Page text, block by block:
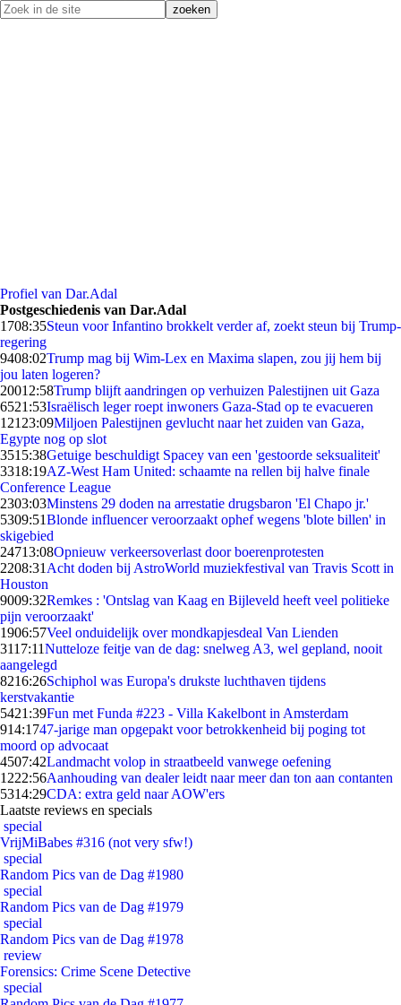
Profiel van Dar.Adal
Postgeschiedenis van Dar.Adal
1708:35Steun voor Infantino brokkelt verder af, zoekt steun bij Trump-
regering
9408:02Trump mag bij Wim-Lex en Maxima slapen, zou jij hem bij
jou laten logeren?
20012:58Trump blijft aandringen op verhuizen Palestijnen uit Gaza
6521:53Israëlisch leger roept inwoners Gaza-Stad op te evacueren
121 23:09Miljoen Palestijnen gevlucht naar het zuiden van Gaza,
Egypte nog op slot
3515:38Getuige beschuldigt Spacey van een 'gestoorde seksualiteit'
3318:19AZ-West Ham United: schaamte na rellen bij halve finale
Conference League
2303:03Minstens 29 doden na arrestatie drugsbaron 'El Chapo jr.'
5309:51Blonde influencer veroorzaakt ophef wegens 'blote billen' in
skigebied
24713:08Opnieuw verkeersoverlast door boerenprotesten
2208:31 Acht doden bij AstroWorld muziekfestival van Travis Scott in
Houston
9009:32Remkes : 'Ontslag van Kaag en Bijleveld heeft veel politieke
pijn veroorzaakt'
1906:57Veel onduidelijk over mondkapjesdeal Van Lienden
3117:11Nutteloze feitje van de dag: snelweg A3, wel gepland, nooit
aangelegd
8216:26Schiphol was Europa's drukste luchthaven tijdens
kerstvakantie
5421:39Fun met Funda #223 - Villa Kakelbont in Amsterdam
914:1747-jarige man opgepakt voor betrokkenheid bij poging tot
moord op advocaat
4507:42Landmacht volop in straatbeeld vanwege oefening
1222:56Aanhouding van dealer leidt naar meer dan ton aan contanten
5314:29CDA: extra geld naar AOW'ers
Laatste reviews en specials
special
VrijMiBabes #316 (not very sfw!)
special
Random Pics van de Dag #1980
special
Random Pics van de Dag #1979
special
Random Pics van de Dag #1978
review
Forensics: Crime Scene Detective
special